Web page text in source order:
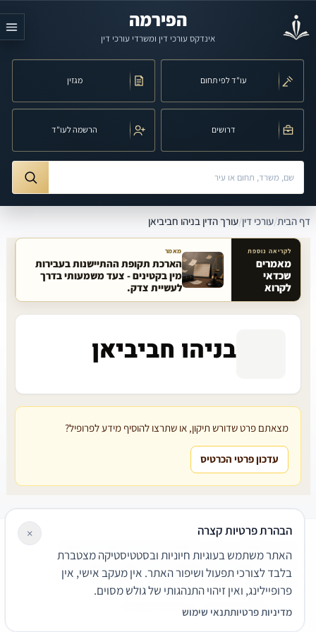
הפירמה
אינדקס עורכי דין ומשרדי עורכי דין
עו"ד לפי תחום מגזין
דרושים הרשמה לעו"ד
חיפוש לפי שם, משרד, תחום משפט או עיר
דף הבית/עורכי דין/עורך הדין בניהו חביביאן
מאמרים קשורים באתר
לקריאה נוספת
מאמרים
שכדאי
לקרוא
מאמר
הארכת תקופת ההתיישנות בעבירות
מין בקטינים - צעד משמעותי בדרך
לעשיית צדק.
בניהו חביביאן
מצאתם פרט שדורש תיקון, או שתרצו להוסיף מידע לפרופיל?
עדכון פרטי הכרטיס
שירותים משפטיים
דרושים צור קשר נגישותפרטיות
תנאי שימוש
© 2026 הפירמה. כל הזכויות שמורות.
הבהרת פרטיות קצרה
האתר משתמש בעוגיות חיוניות ובסטטיסטיקה מצטברת
בלבד לצורכי תפעול ושיפור האתר. אין מעקב אישי, אין
פרופיילינג, ואין זיהוי התנהגותי של גולש מסוים.
מדיניות פרטיותתנאי שימוש
×